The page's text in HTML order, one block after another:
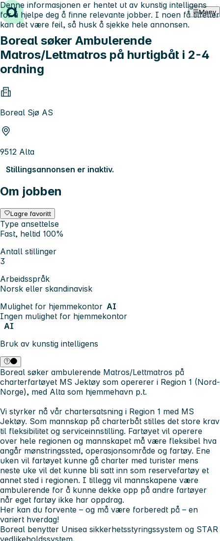
Hopp til innhold Meny
Boreal søker Ambulerende
Matros/Lettmatros på hurtigbåt i 2-4
ordning
Boreal Sjø AS
9512 Alta
Stillingsannonsen er inaktiv.
Om jobben
Lagre favoritt
Type ansettelse
Fast, heltid 100%
Antall stillinger
3
Arbeidsspråk
Norsk eller skandinavisk
Mulighet for hjemmekontor AI
Ingen mulighet for hjemmekontor
AI
Bruk av kunstig intelligens
Denne informasjonen er hentet ut av kunstig intelligens
for å hjelpe deg å finne relevante jobber. I noen få tilfeller
kan det være feil, så husk å sjekke hele annonsen.
Boreal søker ambulerende Matros/Lettmatros på
charterfartøyet MS Jektøy som opererer i Region 1 (Nord-
Norge), med Alta som hjemmehavn p.t.
Vi styrker nå vår chartersatsning i Region 1 med MS
Jektøy. Som mannskap på charterbåt stilles det store krav
til fleksibilitet og serviceinnstilling. Fartøyet vil operere
over hele regionen og mannskapet må være fleksibel hva
angår mønstringssted, operasjonsområde og fartøy. Ene
uken vil fartøyet kunne gå charter med turister mens
neste uke vil det kunne bli satt inn som reservefartøy et
annet sted i regionen. I tillegg vil mannskapene være
ambulerende for å kunne dekke opp på andre fartøyer
når eget fartøy ikke har oppdrag.
Her kan du forvente – og må være forberedt på – en
variert hverdag!
Boreal benytter Unisea sikkerhetsstyringssystem og STAR